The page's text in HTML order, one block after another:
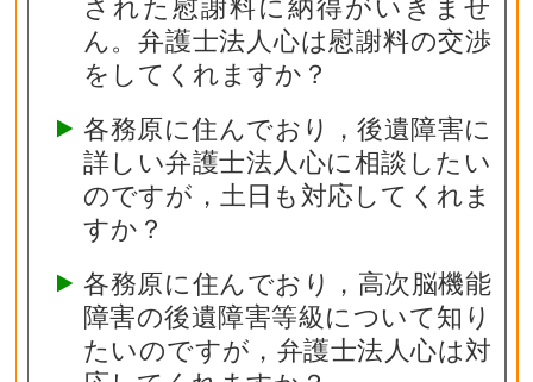
された慰謝料に納得がいきませ
ん。弁護士法人心は慰謝料の交渉
をしてくれますか？
各務原に住んでおり，後遺障害に
詳しい弁護士法人心に相談したい
のですが，土日も対応してくれま
すか？
各務原に住んでおり，高次脳機能
障害の後遺障害等級について知り
たいのですが，弁護士法人心は対